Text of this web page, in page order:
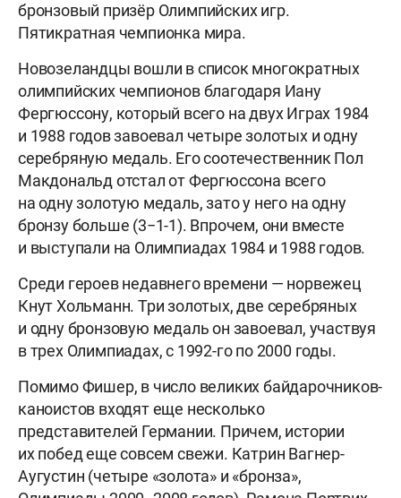
бронзовый призёр Олимпийских игр.
Пятикратная чемпионка мира.
Новозеландцы вошли в список многократных
олимпийских чемпионов благодаря Иану
Фергюссону, который всего на двух Играх 1984
и 1988 годов завоевал четыре золотых и одну
серебряную медаль. Его соотечественник Пол
Макдональд отстал от Фергюссона всего
на одну золотую медаль, зато у него на одну
бронзу больше (3−1-1). Впрочем, они вместе
и выступали на Олимпиадах 1984 и 1988 годов.
Среди героев недавнего времени — норвежец
Кнут Хольманн. Три золотых, две серебряных
и одну бронзовую медаль он завоевал, участвуя
в трех Олимпиадах, с 1992-го по 2000 годы.
Помимо Фишер, в число великих байдарочников-
каноистов входят еще несколько
представителей Германии. Причем, истории
их побед еще совсем свежи. Катрин Вагнер-
Аугустин (четыре «золота» и «бронза»,